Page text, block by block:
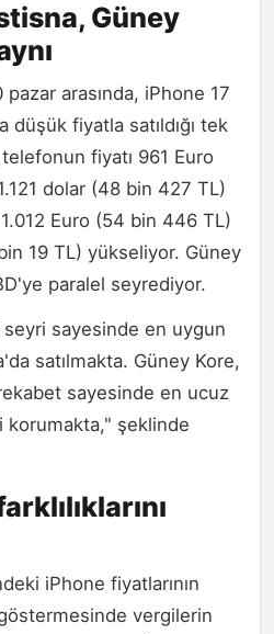
Güney
arasında, iPhone 17
düşük fiyatla satıldığı tek
fiyatı 961 Euro
dolar (48 bin 427 TL)
Euro (54 bin 446 TL)
19 TL) yükseliyor. Güney
paralel seyrediyor.
seyri sayesinde en uygun
satılmakta. Güney Kore,
sayesinde en ucuz
korumakta," şeklinde
iPhone fiyatlarının
vergilerin